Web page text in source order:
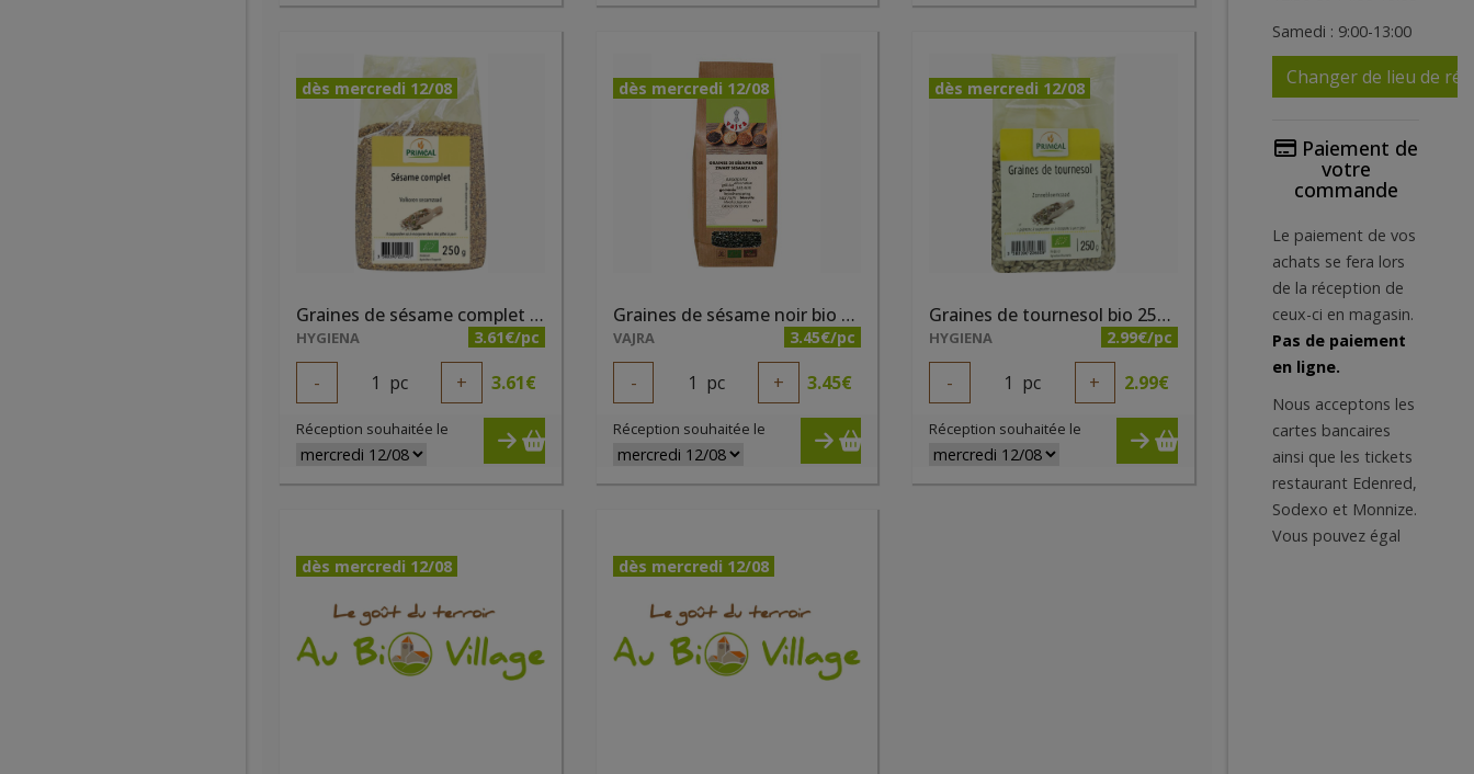
dès mercredi 12/08
Graines de sésame complet bio Priméal 250g
HYGIENA 3.61€/pc
- 1 pc + 3.61€
Réception souhaitée le
dès mercredi 12/08
Graines de sésame noir bio 300g
VAJRA 3.45€/pc
- 1 pc + 3.45€
Réception souhaitée le
dès mercredi 12/08
Graines de tournesol bio 250g
HYGIENA 2.99€/pc
- 1 pc + 2.99€
Réception souhaitée le
dès mercredi 12/08 dès mercredi 12/08
Samedi : 9:00-13:00
Changer de lieu de
Paiement de
votre
commande
Le paiement de vos
achats se fera lors
de la réception de
ceux-ci en magasin.
Pas de paiement
en ligne.
Nous acceptons les
cartes bancaires
ainsi que les tickets
restaurant Edenred,
Sodexo et Monnize.
Vous pouvez égal